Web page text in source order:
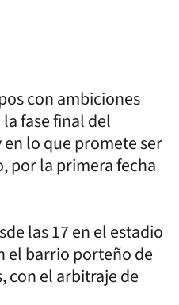
con ambiciones
fase final del
lo que promete ser
por la primera fecha
las 17 en el estadio
el barrio porteño de
con el arbitraje de